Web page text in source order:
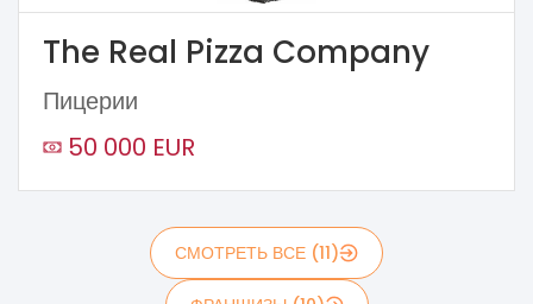
The Real Pizza Company
Пицерии
50 000 EUR
СМОТРЕТЬ ВСЕ (11)